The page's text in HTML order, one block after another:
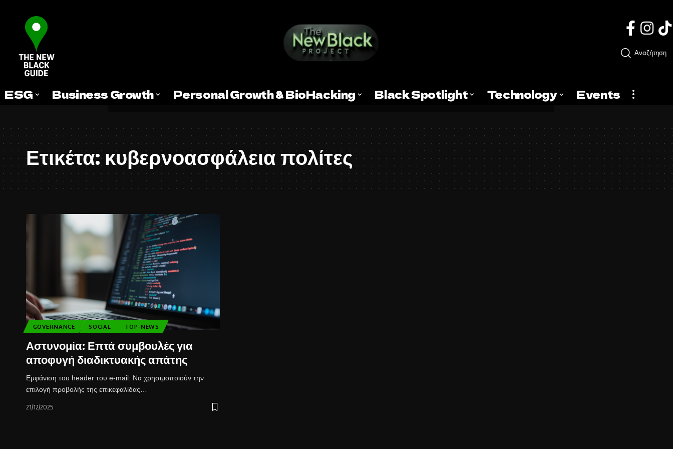
Αναζήτηση
ESG Business Growth Personal Growth & BioHacking Black Spotlight Technology Events
Ετικέτα:κυβερνοασφάλεια πολίτες
GOVERNANCE SOCIAL TOP-NEWS
Αστυνομία: Επτά συμβουλές για
αποφυγή διαδικτυακής απάτης
Εμφάνιση του header του e-mail: Να χρησιμοποιούν την
επιλογή προβολής της επικεφαλίδας…
21/12/2025